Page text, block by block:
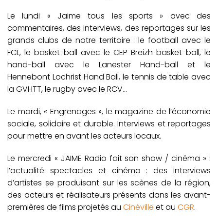
Le lundi « Jaime tous les sports » avec des
commentaires, des interviews, des reportages sur les
grands clubs de notre territoire : le football avec le
FCL, le basket-ball avec le CEP Breizh basket-ball, le
hand-ball avec le Lanester Hand-ball et le
Hennebont Lochrist Hand Ball, le tennis de table avec
la GVHTT, le rugby avec le RCV…
Le mardi, « Engrenages », le magazine de l’économie
sociale, solidaire et durable. Interviews et reportages
pour mettre en avant les acteurs locaux.
Le mercredi « JAIME Radio fait son show / cinéma » :
l’actualité spectacles et cinéma : des interviews
d’artistes se produisant sur les scènes de la région,
des acteurs et réalisateurs présents dans les avant-
premières de films projetés au Cinéville et au CGR.